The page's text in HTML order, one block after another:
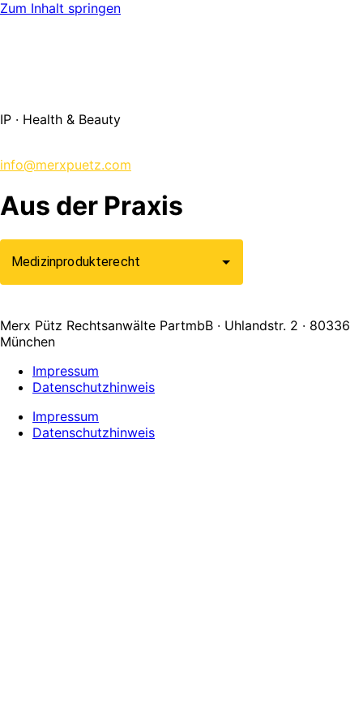
Zum Inhalt springen
IP · Health & Beauty
info@merxpuetz.com
Aus der Praxis
Merx Pütz Rechtsanwälte PartmbB · Uhlandstr. 2 · 80336
München
Impressum
Datenschutzhinweis
Impressum
Datenschutzhinweis